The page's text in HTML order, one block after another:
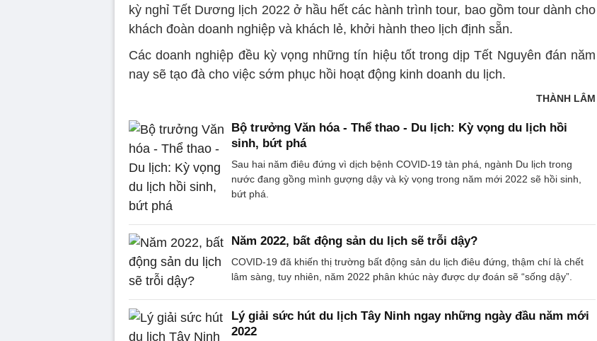
kỳ nghỉ Tết Dương lịch 2022 ở hầu hết các hành trình tour, bao gồm tour dành cho
khách đoàn doanh nghiệp và khách lẻ, khởi hành theo lịch định sẵn.
Các doanh nghiệp đều kỳ vọng những tín hiệu tốt trong dịp Tết Nguyên đán năm
nay sẽ tạo đà cho việc sớm phục hồi hoạt động kinh doanh du lịch.
THÀNH LÂM
Bộ trưởng Văn hóa - Thể thao - Du lịch: Kỳ vọng du lịch hồi
sinh, bứt phá
Sau hai năm điêu đứng vì dịch bệnh COVID-19 tàn phá, ngành Du lịch trong
nước đang gồng mình gượng dậy và kỳ vọng trong năm mới 2022 sẽ hồi sinh,
bứt phá.
Năm 2022, bất động sản du lịch sẽ trỗi dậy?
COVID-19 đã khiến thị trường bất động sản du lịch điêu đứng, thậm chí là chết
lâm sàng, tuy nhiên, năm 2022 phân khúc này được dự đoán sẽ “sống dậy”.
Lý giải sức hút du lịch Tây Ninh ngay những ngày đầu năm mới
2022